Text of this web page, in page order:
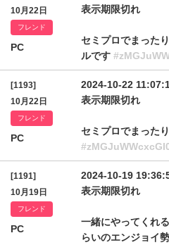
10月22日
フレンド
PC
表示期限切れ
セミプロでまった
ルです
[1193]
10月22日
フレンド
PC
2024-10-22
表示期限切れ
セミプロでまった
[1191]
10月19日
フレンド
PC
2024-10-19
表示期限切れ
一緒にやってくれ
らいのエンジョイ